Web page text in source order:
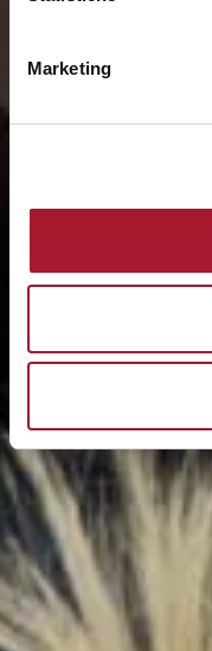
Marketing